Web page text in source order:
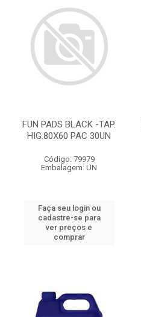
FUN PADS BLACK -TAP.
HIG.80X60 PAC 30UN
Código: 79979
Embalagem: UN
Faça seu login ou
cadastre-se para
ver preços e
comprar